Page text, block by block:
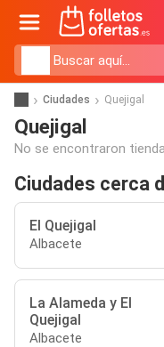
Ciudades Quejigal
Quejigal
No se encontraron
Ciudades cerca
El Quejigal
Albacete
La Alameda y El
Quejigal
Albacete